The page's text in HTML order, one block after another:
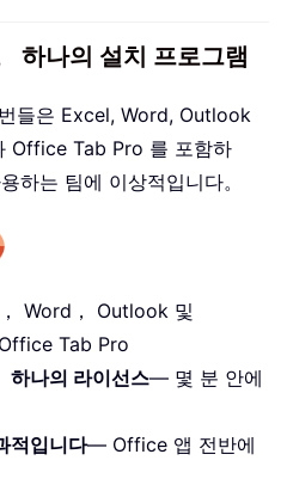
하나의 설치 프로그램
들은 Excel, Word, Outlook
Office Tab Pro 를 포함하
하는 팀에 이상적입니다。
Word， Outlook 및
Tab Pro
하나의 라이선스— 몇 분 안에
적입니다— Office 앱 전반에